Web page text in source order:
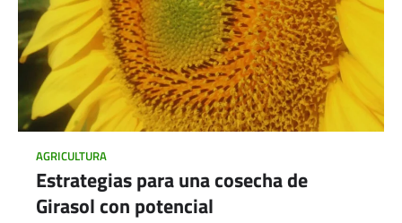
AGRICULTURA
Estrategias para una cosecha de
Girasol con potencial